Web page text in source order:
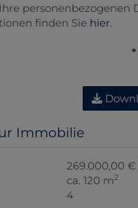
personenbezogenen
finden Sie hier.
Immobilie
269.000,00 €
ca. 120 m2
4